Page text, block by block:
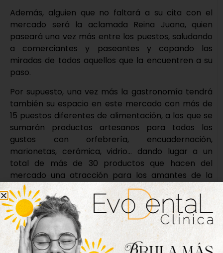
Además, alguien que no faltará a su cita con el
mercado será la aclamada Reina Juana, quien
paseará una vez más entre los puestos, saludando
a comerciantes y paseantes y copando las
miradas de todos aquellos que la encuentren a su
paso.
Por supuesto, una vez más la gastronomía tendrá
también su espacio en este mercado con más de
15 puestos diferentes de alimentación, a los que se
sumarán productos artesanos para todos los
gustos con orfebrería, encuadernación,
marionetas, cerámica, vidrio… dando lugar a un
total de más de 30 productos que hacen del
mercado una atracción para los amantes de la
artesanía.
Nueva edición
disponible